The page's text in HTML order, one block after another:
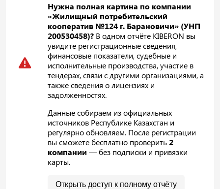
Нужна полная картина по компании
«Жилищный потребительский
кооператив №124 г. Барановичи» (УНП
200530458)? В одном отчёте KIBERON вы
увидите регистрационные сведения,
финансовые показатели, судебные и
исполнительные производства, участие в
тендерах, связи с другими организациями, а
также сведения о лицензиях и
задолженностях.
Данные собираем из официальных
источников Республике Казахстан и
регулярно обновляем. После регистрации
вы сможете бесплатно проверить2
компании — без подписки и привязки
карты.
Открыть доступ к полному отчёту